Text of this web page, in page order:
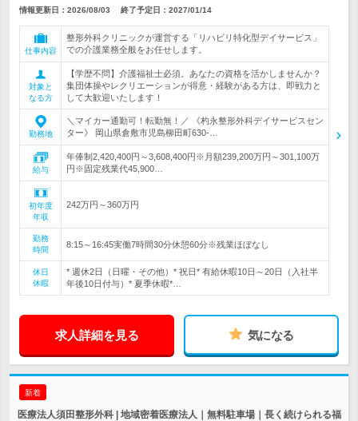
情報更新日：2026/08/03 終了予定日： 2027/01/14
仕事内容
整形外科クリニックが運営する「リハビリ特化型デイサービス」
での介護業務全般をお任せします。
対象と
なる方
【学歴不問】介護福祉士必須。あなたの資格を活かしませんか？
集団体操やレクリエーションが得意・経験がある方は、即戦力と
して大歓迎いたします！
勤務地
＼マイカー通勤可！転勤無！／ 《杓永整形外科デイサービスセン
ター》 岡山県倉敷市児島柳田町630-…
給与
年俸制2,420,400円～3,608,400円※月額239,200万円～301,100万
円※固定残業代45,900…
初年度
年収
242万円～360万円
勤務
時間
8:15～16:45実働7時間30分休憩60分※残業ほぼなし
休日
休暇
* 週休2日（日曜・その他）* 祝日* 有給休暇10日～20日（入社半
年後10日付与）* 夏季休暇*…
求人詳細を見る 気になる
新着
医療法人須田整形外科 | 地域密着医療法人｜無料駐車場｜長く続けられる福